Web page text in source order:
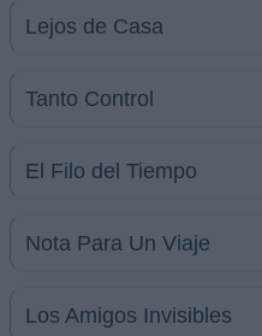
Lejos de Casa
Tanto Control
El Filo del Tiempo
Nota Para Un Viaje
Los Amigos Invisibles